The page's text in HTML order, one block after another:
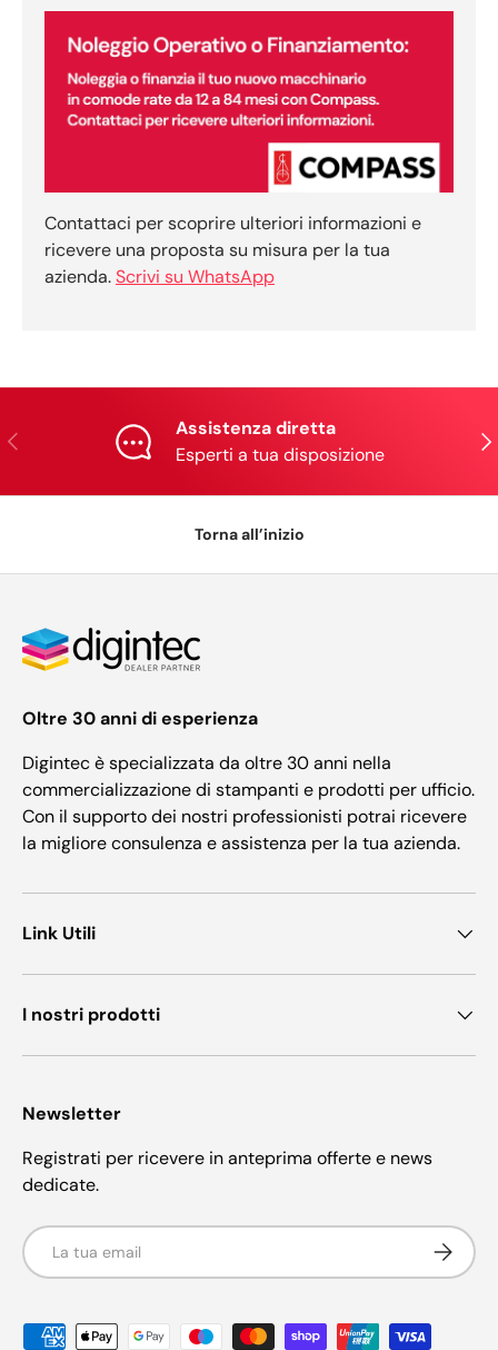
Contattaci per scoprire ulteriori informazioni e
ricevere una proposta su misura per la tua
azienda.Scrivi su WhatsApp
Indietro
Assistenza diretta
Esperti a tua disposizione
Torna all’inizio
Oltre 30 anni di esperienza
Digintec è specializzata da oltre 30 anni nella
commercializzazione di stampanti e prodotti per ufficio.
Con il supporto dei nostri professionisti potrai ricevere
la migliore consulenza e assistenza per la tua azienda.
Link Utili
I nostri prodotti
Newsletter
Registrati per ricevere in anteprima offerte e news
dedicate.
Email Iscriviti
Metodi di pagamento accettati